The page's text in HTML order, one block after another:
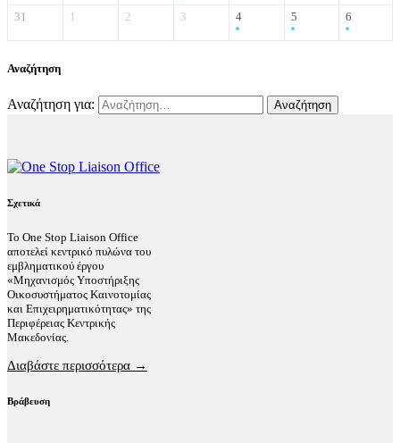
31 1 2 3 4 5 6
Αναζήτηση
Αναζήτηση για:
Σχετικά
Το One Stop Liaison Office
αποτελεί κεντρικό πυλώνα του
εμβληματικού έργου
«Μηχανισμός Υποστήριξης
Οικοσυστήματος Καινοτομίας
και Επιχειρηματικότητας» της
Περιφέρειας Κεντρικής
Μακεδονίας.
Διαβάστε περισσότερα →
Βράβευση